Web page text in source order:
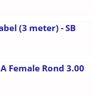
(3 meter) - SB
Female Rond 3.00